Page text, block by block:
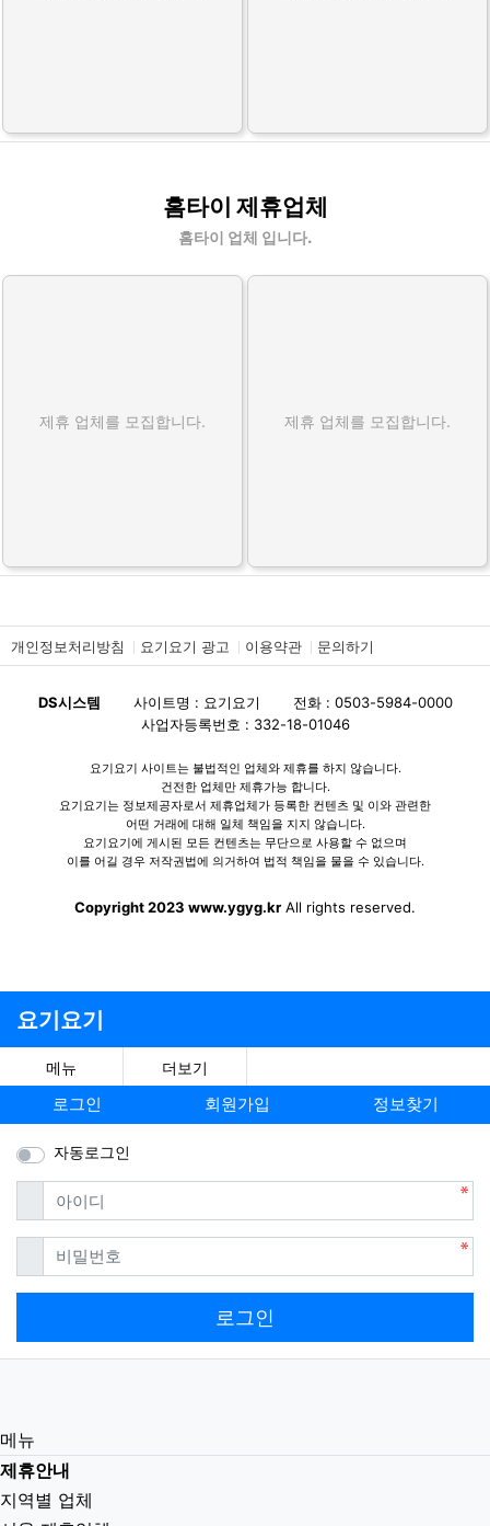
홈타이 제휴업체
홈타이 업체 입니다.
제휴 업체를 모집합니다. 제휴 업체를 모집합니다.
개인정보처리방침 요기요기 광고 이용약관 문의하기
DS시스템 사이트명 : 요기요기
전화 : 0503-5984-0000
사업자등록번호 : 332-18-01046
요기요기 사이트는 불법적인 업체와 제휴를 하지 않습니다.
건전한 업체만 제휴가능 합니다.
요기요기는 정보제공자로서 제휴업체가 등록한 컨텐츠 및 이와 관련한
어떤 거래에 대해 일체 책임을 지지 않습니다.
요기요기에 게시된 모든 컨텐츠는 무단으로 사용할 수 없으며
이를 어길 경우 저작권법에 의거하여 법적 책임을 물을 수 있습니다.
Copyright 2023 www.ygyg.kr All rights reserved.
요기요기
메뉴 더보기
로그인 회원가입 정보찾기
자동로그인
아이디필수
비밀번호필수
로그인
메뉴
제휴안내
지역별 업체